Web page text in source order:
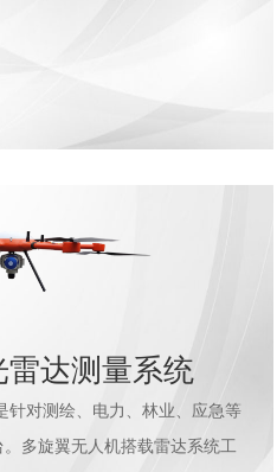
雷达测量系统
针对测绘、电力、林业、应急等
多旋翼无人机搭载雷达系统工